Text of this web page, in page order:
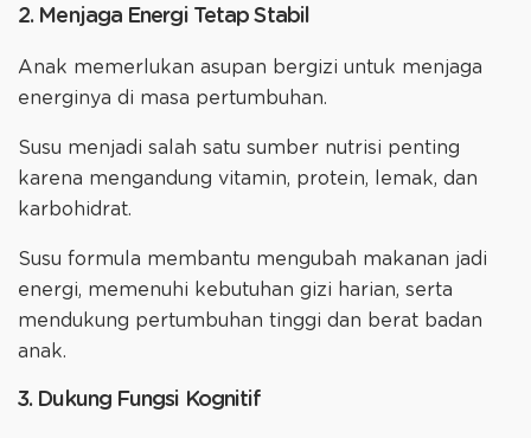
2. Menjaga Energi Tetap Stabil
Anak memerlukan asupan bergizi untuk menjaga
energinya di masa pertumbuhan.
Susu menjadi salah satu sumber nutrisi penting
karena mengandung vitamin, protein, lemak, dan
karbohidrat.
Susu formula membantu mengubah makanan jadi
energi, memenuhi kebutuhan gizi harian, serta
mendukung pertumbuhan tinggi dan berat badan
anak.
3. Dukung Fungsi Kognitif